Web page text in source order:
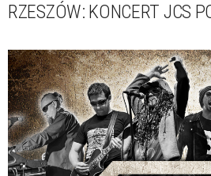
RZESZÓW: KONCERT JCS